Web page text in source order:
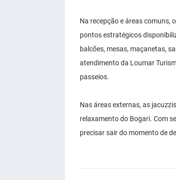
Na recepção e áreas comuns,
pontos estratégicos
balcões, mesas, maçanetas,
atendimento da Loumar
passeios.
Nas áreas externas, as
relaxamento do Bogari. Com
precisar sair do momento de